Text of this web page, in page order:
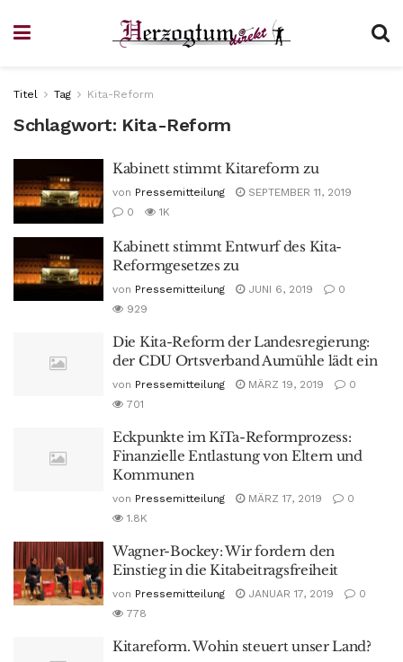
Titel Tag Kita-Reform
Schlagwort: Kita-Reform
Kabinett stimmt Kitareform zu
von Pressemitteilung
SEPTEMBER 11, 2019
0
1K
Kabinett stimmt Entwurf des Kita-
Reformgesetzes zu
von Pressemitteilung JUNI 6, 2019
0
929
Die Kita-Reform der Landesregierung:
der CDU Ortsverband Aumühle lädt ein
von Pressemitteilung MÄRZ 19, 2019
0
701
Eckpunkte im KiTa-Reformprozess:
Finanzielle Entlastung von Eltern und
Kommunen
von Pressemitteilung MÄRZ 17, 2019
0
1.8K
Wagner-Bockey: Wir fordern den
Einstieg in die Kitabeitragsfreiheit
von Pressemitteilung JANUAR 17, 2019
0
778
Kitareform. Wohin steuert unser Land?